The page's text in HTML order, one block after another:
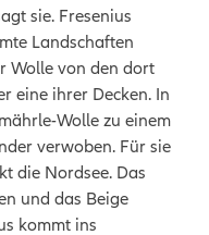
sie. Fresenius
Landschaften
Wolle von den dort
eine ihrer Decken. In
Wolle zu einem
verwoben. Für sie
die Nordsee. Das
und das Beige
kommt ins